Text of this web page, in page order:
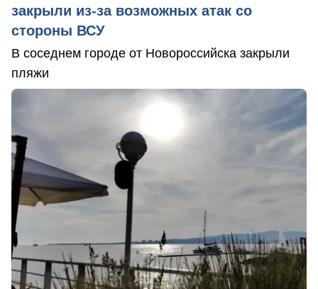
закрыли из-за возможных атак со
стороны ВСУ
В соседнем городе от Новороссийска закрыли
пляжи